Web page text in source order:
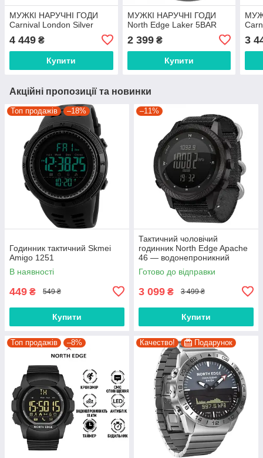
МУЖКІ НАРУЧНІ ГОДИ
Carnival London Silver
4 449 ₴
Купити
МУЖКІ НАРУЧНІ ГОДИ
North Edge Laker 5BAR
2 399₴
Купити
3
Акційні пропозиції та новинки
Топ продажів –18%
Годинник тактичний Skmei
Amigo 1251
В наявності
449 ₴ 549 ₴
Купити
–11%
Тактичний чоловічий
годинник North Edge Apache
46 — водонепроникний
годинник з компасом (5 BAR)
Готово до відправки
3 099 ₴ 3 499 ₴
Купити
Топ продажів –8% Качество! Подарунок